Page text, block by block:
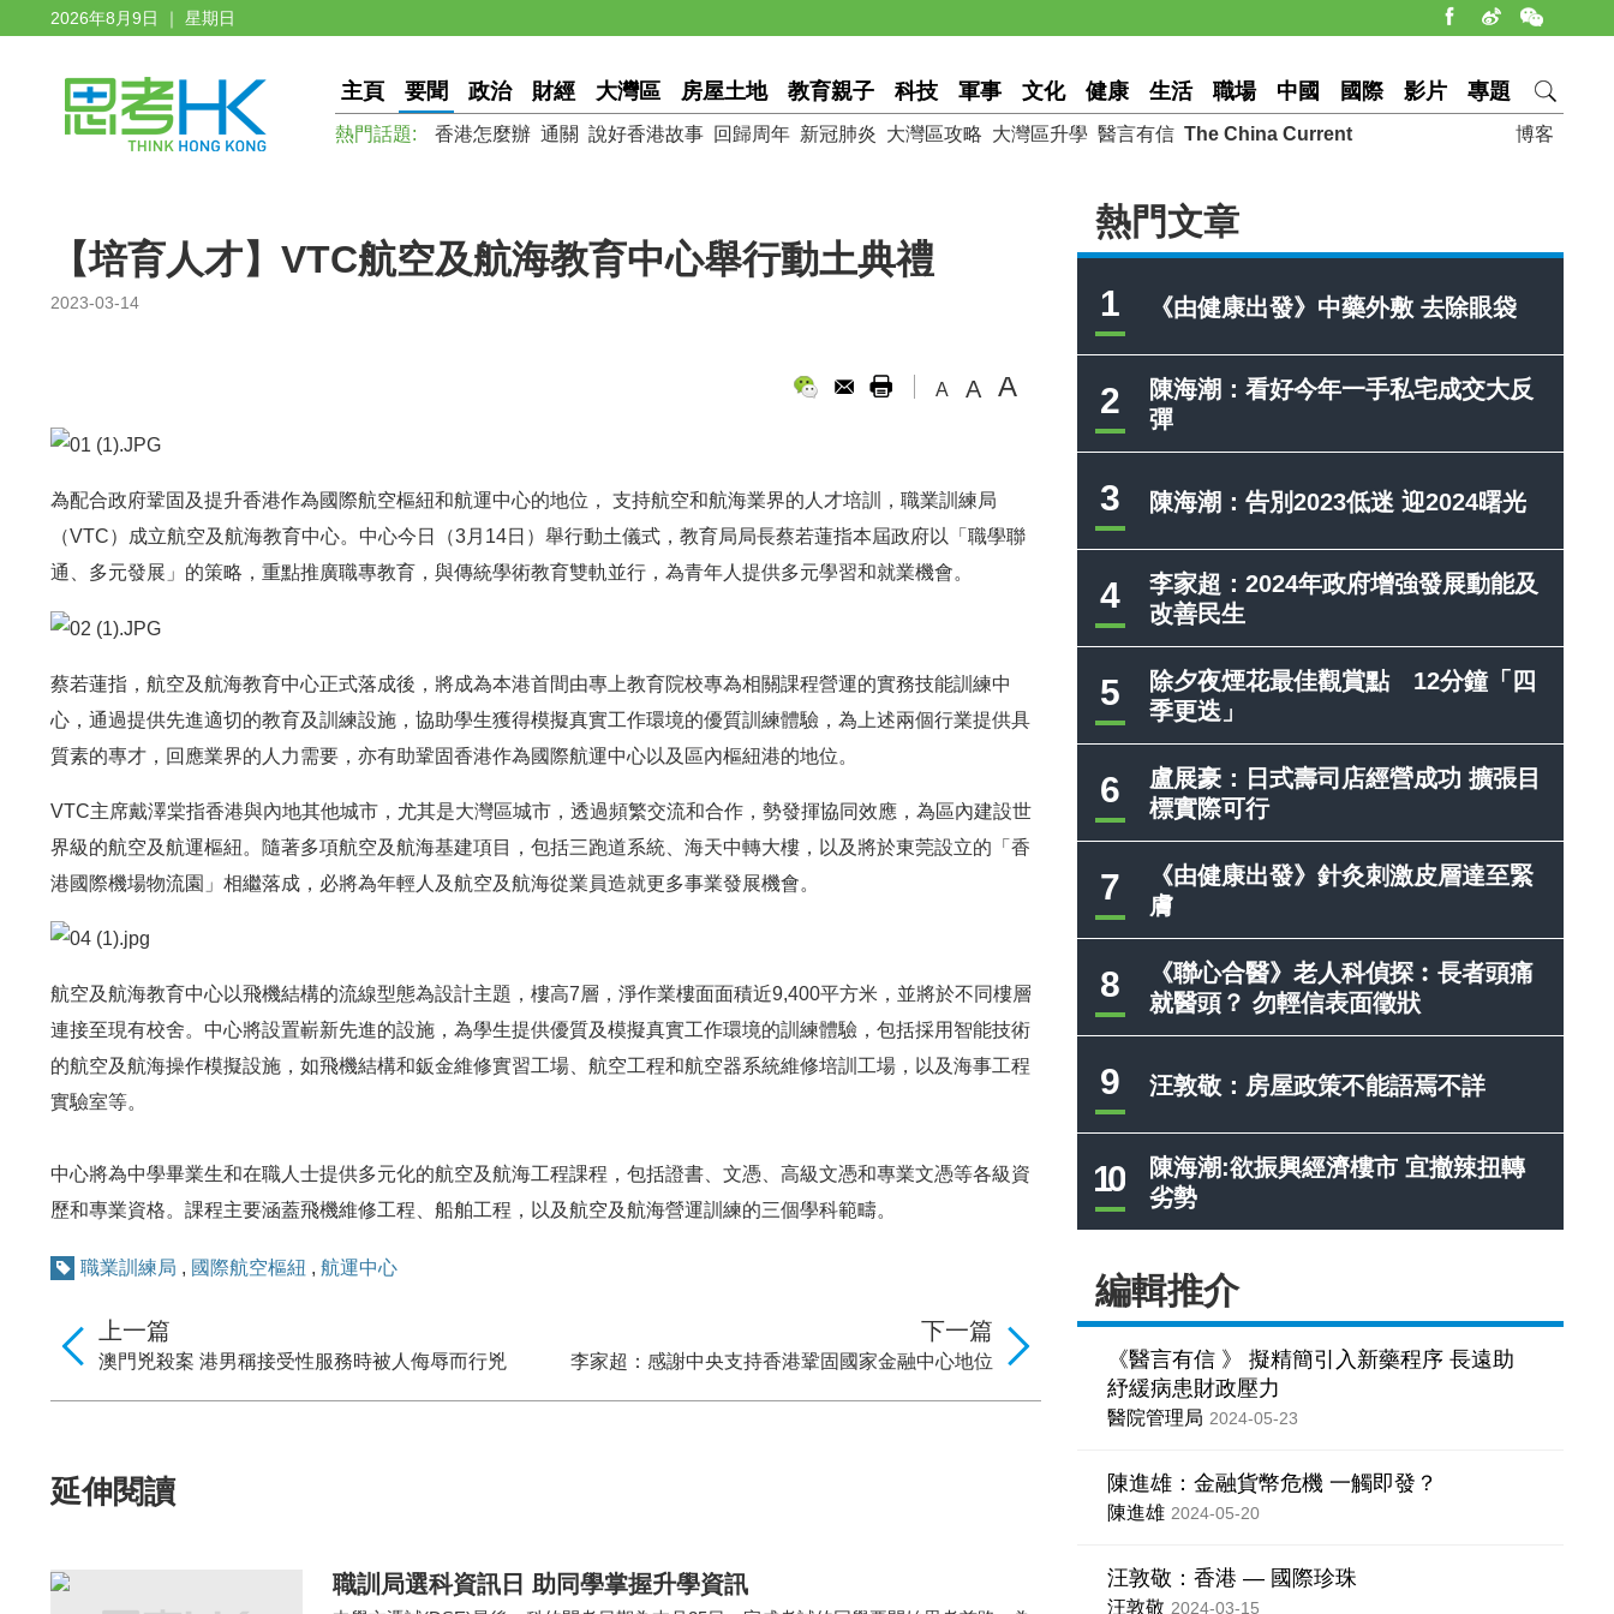
2026年8月9日 ｜ 星期日
主頁 要聞 政治 財經 大灣區 房屋土地 教育親子 科技 軍事 文化 健康 生活 職場 中國 國際 影片 專題
博客
熱門話題: 香港怎麼辦 通關 說好香港故事 回歸周年 新冠肺炎 大灣區攻略 大灣區升學 醫言有信 The China Current
熱門文章
1 《由健康出發》中藥外敷 去除眼袋
2
陳海潮：看好今年一手私宅成交大反
彈
3 陳海潮：告別2023低迷 迎2024曙光
4
李家超：2024年政府增強發展動能及
改善民生
5
除夕夜煙花最佳觀賞點 12分鐘「四
季更迭」
6
盧展豪：日式壽司店經營成功 擴張目
標實際可行
7
《由健康出發》針灸刺激皮層達至緊
膚
8
《聯心合醫》老人科偵探︰長者頭痛
就醫頭？ 勿輕信表面徵狀
9 汪敦敬：房屋政策不能語焉不詳
10
陳海潮:欲振興經濟樓市 宜撤辣扭轉
劣勢
編輯推介
《醫言有信 》 擬精簡引入新藥程序 長遠助
紓緩病患財政壓力
醫院管理局 2024-05-23
陳進雄：金融貨幣危機 一觸即發？
陳進雄 2024-05-20
汪敦敬：香港 — 國際珍珠
汪敦敬 2024-03-15
【培育人才】VTC航空及航海教育中心舉行動土典禮
2023-03-14
A A A
為配合政府鞏固及提升香港作為國際航空樞紐和航運中心的地位， 支持航空和航海業界的人才培訓，職業訓練局
（VTC）成立航空及航海教育中心。中心今日（3月14日）舉行動土儀式，教育局局長蔡若蓮指本屆政府以「職學聯
通、多元發展」的策略，重點推廣職專教育，與傳統學術教育雙軌並行，為青年人提供多元學習和就業機會。
蔡若蓮指，航空及航海教育中心正式落成後，將成為本港首間由專上教育院校專為相關課程營運的實務技能訓練中
心，通過提供先進適切的教育及訓練設施，協助學生獲得模擬真實工作環境的優質訓練體驗，為上述兩個行業提供具
質素的專才，回應業界的人力需要，亦有助鞏固香港作為國際航運中心以及區內樞紐港的地位。
VTC主席戴澤棠指香港與內地其他城市，尤其是大灣區城市，透過頻繁交流和合作，勢發揮協同效應，為區內建設世
界級的航空及航運樞紐。隨著多項航空及航海基建項目，包括三跑道系統、海天中轉大樓，以及將於東莞設立的「香
港國際機場物流園」相繼落成，必將為年輕人及航空及航海從業員造就更多事業發展機會。
航空及航海教育中心以飛機結構的流線型態為設計主題，樓高7層，淨作業樓面面積近9,400平方米，並將於不同樓層
連接至現有校舍。中心將設置嶄新先進的設施，為學生提供優質及模擬真實工作環境的訓練體驗，包括採用智能技術
的航空及航海操作模擬設施，如飛機結構和鈑金維修實習工場、航空工程和航空器系統維修培訓工場，以及海事工程
實驗室等。
中心將為中學畢業生和在職人士提供多元化的航空及航海工程課程，包括證書、文憑、高級文憑和專業文憑等各級資
歷和專業資格。課程主要涵蓋飛機維修工程、船舶工程，以及航空及航海營運訓練的三個學科範疇。
職業訓練局 , 國際航空樞紐 , 航運中心
下一篇
李家超：感謝中央支持香港鞏固國家金融中心地位
上一篇
澳門兇殺案 港男稱接受性服務時被人侮辱而行兇
延伸閱讀
職訓局選科資訊日 助同學掌握升學資訊